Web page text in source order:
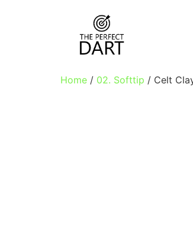
Home / 02. Softtip / Celt